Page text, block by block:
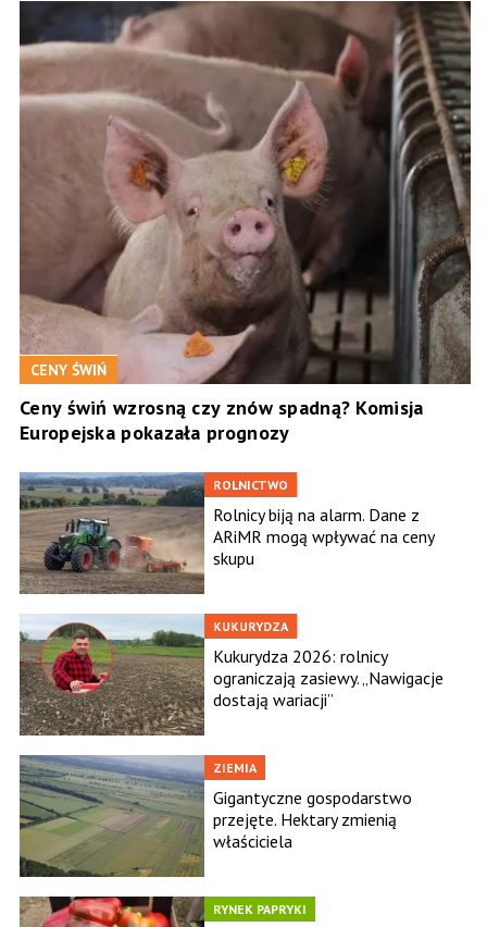
CENY ŚWIŃ
Ceny świń wzrosną czy znów spadną? Komisja
Europejska pokazała prognozy
ROLNICTWO
Rolnicy biją na alarm. Dane z
ARiMR mogą wpływać na ceny
skupu
KUKURYDZA
Kukurydza 2026: rolnicy
ograniczają zasiewy. „Nawigacje
dostają wariacji”
ZIEMIA
Gigantyczne gospodarstwo
przejęte. Hektary zmienią
właściciela
RYNEK PAPRYKI